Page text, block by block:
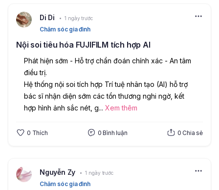
Di Di 1 ngày trước
Chăm sóc gia đình
Nội soi tiêu hóa FUJIFILM tích hợp AI
Phát hiện sớm - Hỗ trợ chẩn đoán chính xác - An tâm
điều trị.
Hệ thống nội soi tích hợp Trí tuệ nhân tạo (AI) hỗ trợ
bác sĩ nhận diện sớm các tổn thương nghi ngờ, kết
hợp hình ảnh sắc nét, g... Xem thêm
0 Thích 0 Bình luận 0 Chia sẻ
Nguyễn Zy 1 ngày trước
Chăm sóc gia đình